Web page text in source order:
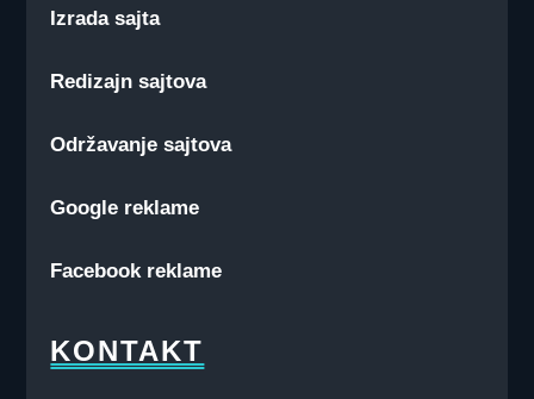
Izrada sajta
Redizajn sajtova
Održavanje sajtova
Google reklame
Facebook reklame
KONTAKT